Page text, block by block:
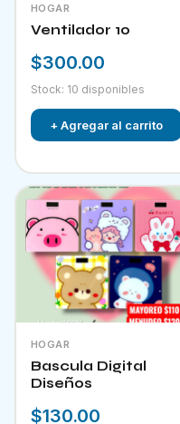
HOGAR
Ventilador 10
$300.00
Stock: 10 disponibles
+ Agregar al carrito
HOGAR
Bascula Digital
Diseños
$130.00